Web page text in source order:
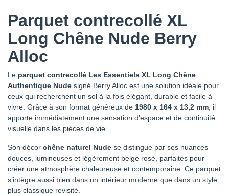
Parquet contrecollé XL
Long Chêne Nude Berry
Alloc
Le parquet contrecollé Les Essentiels XL Long Chêne
Authentique Nude signé Berry Alloc est une solution idéale pour
ceux qui recherchent un sol à la fois élégant, durable et facile à
vivre. Grâce à son format généreux de 1980 x 164 x 13,2 mm , il
apporte immédiatement une sensation d’espace et de continuité
visuelle dans les pièces de vie.
Son décor chêne naturel Nude se distingue par ses nuances
douces, lumineuses et légèrement beige rosé, parfaites pour
créer une atmosphère chaleureuse et contemporaine. Ce parquet
s’intègre aussi bien dans un intérieur moderne que dans un style
plus classique revisité.